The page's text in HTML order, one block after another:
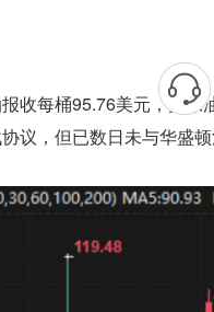
收每桶95.76美元，美
议，但已数日未与华盛